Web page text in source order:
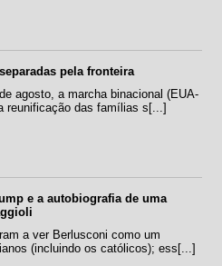
pela fronteira
agosto, a marcha binacional (EUA-
reunificação das famílias s[...]
e a autobiografia de uma
a ver Berlusconi como um
(incluindo os católicos); ess[...]